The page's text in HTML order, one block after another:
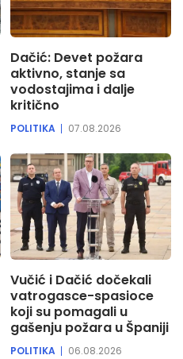
Dačić: Devet požara
aktivno, stanje sa
vodostajima i dalje
kritično
POLITIKA 07.08.2026
Vučić i Dačić dočekali
vatrogasce-spasioce
koji su pomagali u
gašenju požara u Španiji
POLITIKA 06.08.2026